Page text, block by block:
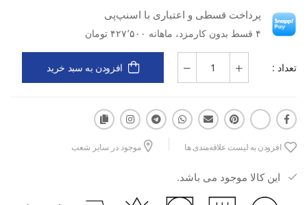
مدل: Cortina W
دسته کاربری: تمرین و فیتنس
نوع مواد: پارچه‌ای
مزایا: سبک، لطیف، تنفس‌پذیر، راحت در حرکت، مناسب تمرین
پرداخت قسطی و اعتباری با اسنپ‌پی
۴ قسط بدون کارمزد، ماهانه ۴۲۷٬۵۰۰ تومان
تعداد : افزودن به سبد خرید
افزودن به لیست علاقه‌مندی ها موجود در سایر شعب
این کالا موجود می باشد.